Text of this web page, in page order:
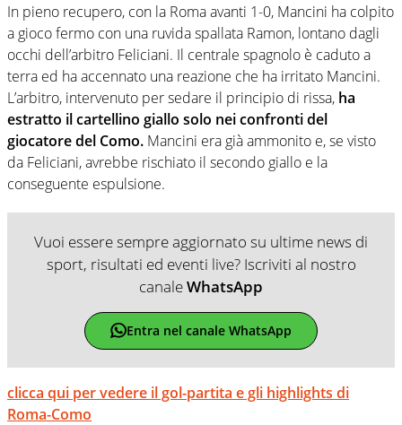
In pieno recupero, con la Roma avanti 1-0, Mancini ha colpito
a gioco fermo con una ruvida spallata Ramon, lontano dagli
occhi dell’arbitro Feliciani. Il centrale spagnolo è caduto a
terra ed ha accennato una reazione che ha irritato Mancini.
L’arbitro, intervenuto per sedare il principio di rissa, ha
estratto il cartellino giallo solo nei confronti del
giocatore del Como. Mancini era già ammonito e, se visto
da Feliciani, avrebbe rischiato il secondo giallo e la
conseguente espulsione.
Vuoi essere sempre aggiornato su ultime news di
sport, risultati ed eventi live? Iscriviti al nostro
canaleWhatsApp
Entra nel canale WhatsApp
clicca qui per vedere il gol-partita e gli highlights di
Roma-Como